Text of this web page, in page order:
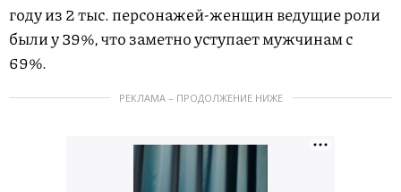
году из 2 тыс. персонажей-женщин ведущие роли
были у 39%, что заметно уступает мужчинам с
69%.
РЕКЛАМА – ПРОДОЛЖЕНИЕ НИЖЕ